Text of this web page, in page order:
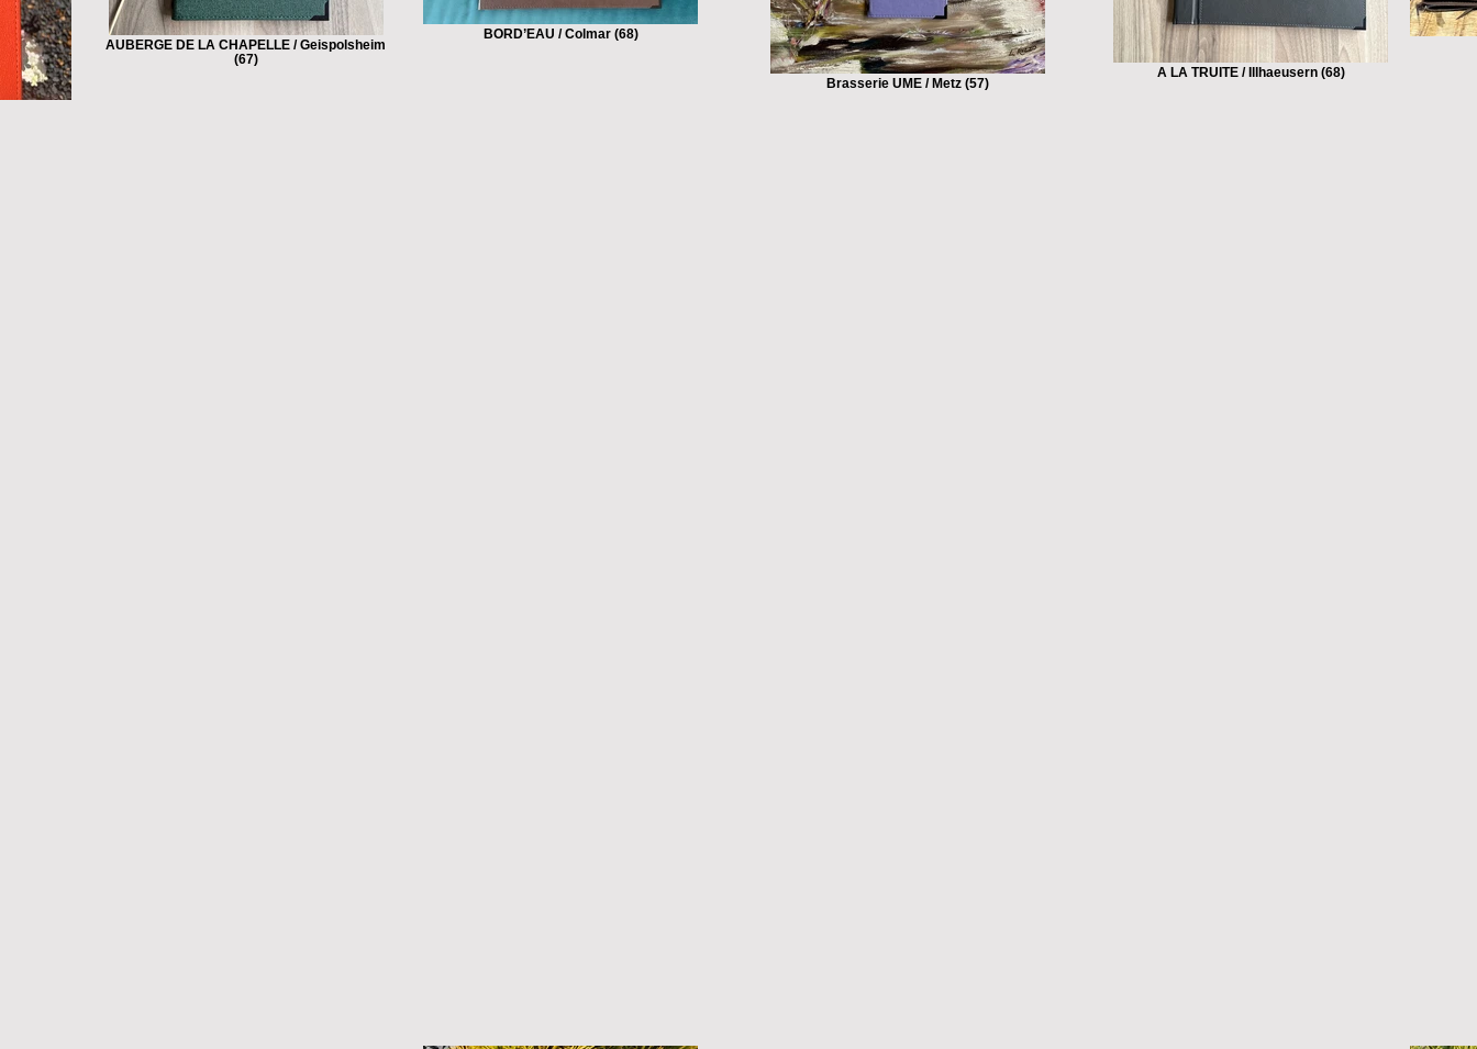
AUBERGE DE LA CHAPELLE / Geispolsheim
(67)
BORD’EAU / Colmar (68)
Brasserie UME / Metz (57)
A LA TRUITE / Illhaeusern (68)